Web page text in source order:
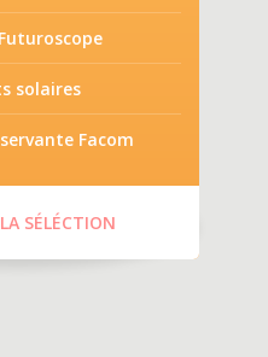
solaires
Facom
SÉLÉCTION